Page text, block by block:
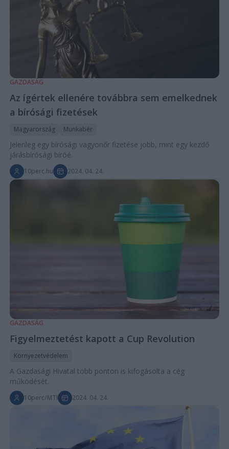
GAZDASÁG
Az ígértek ellenére továbbra sem emelkednek
a bírósági fizetések
Magyarország Munkabér
Jelenleg egy bírósági vagyonőr fizetése jobb, mint egy kezdő
járásbírósági bíróé.
10perc.hu 2024. 04. 24.
GAZDASÁG
Figyelmeztetést kapott a Cup Revolution
Környezetvédelem
A Gazdasági Hivatal több ponton is kifogásolta a cég
működését.
10perc/MTI 2024. 04. 24.